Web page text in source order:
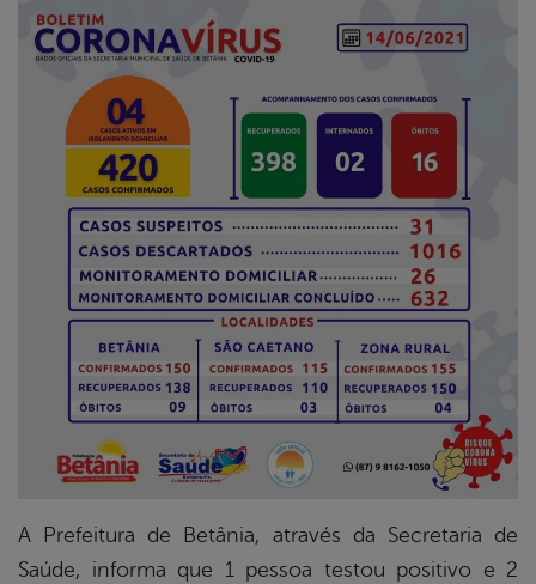
A Prefeitura de Betânia, através da Secretaria de
Saúde, informa que 1 pessoa testou positivo e 2